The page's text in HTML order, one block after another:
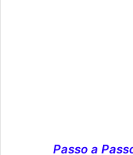
Passo a